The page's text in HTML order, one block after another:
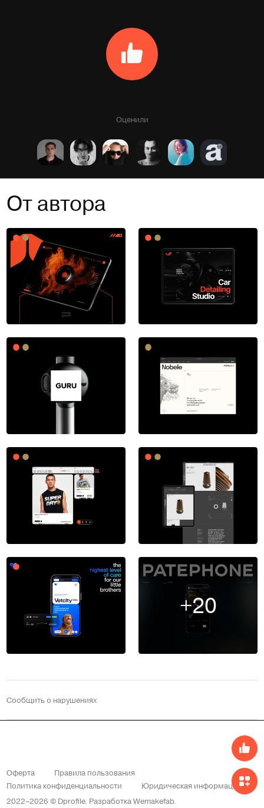
Оценили
От автора
+20
Сообщить о нарушениях
2022–2026 © Dprofile. РазработкаWemakefab.
Оферта
Правила пользования
Политика конфиденциальности
Юридическая информация